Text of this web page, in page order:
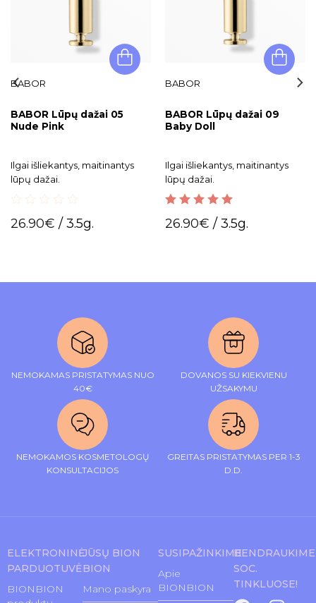
BABOR
BABOR Lūpų dažai 05
Nude Pink
Ilgai išliekantys, maitinantys
lūpų dažai.
out
26.90€ / 3.5g.
BABOR
BABOR Lūpų dažai 09
Baby Doll
Ilgai išliekantys, maitinantys
lūpų dažai.
out of 5
26.90€ / 3.5g.
NEMOKAMAS PRISTATYMAS NUO
40€
DOVANOS SU KIEKVIENU
UŽSAKYMU
NEMOKAMOS KOSMETOLOGŲ
KONSULTACIJOS
GREITAS PRISTATYMAS PER 1-3
D.D.
ELEKTRONINĖ
PARDUOTUVĖ
BIONBION
JŪSŲ BION
BION
Mano paskyra
SUSIPAŽINKIME
Apie
BIONBION
BENDRAUKIME
SOC.
TINKLUOSE!